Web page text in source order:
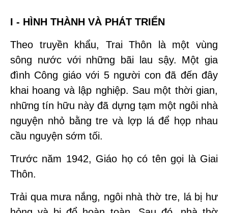
I - HÌNH THÀNH VÀ PHÁT TRIỂN
Theo truyền khẩu, Trai Thôn là một vùng
sông nước với những bãi lau sậy. Một gia
đình Công giáo với 5 người con đã đến đây
khai hoang và lập nghiệp. Sau một thời gian,
những tín hữu này đã dựng tạm một ngôi nhà
nguyện nhỏ bằng tre và lợp lá để họp nhau
cầu nguyện sớm tối.
Trước năm 1942, Giáo họ có tên gọi là Giai
Thôn.
Trải qua mưa nắng, ngôi nhà thờ tre, lá bị hư